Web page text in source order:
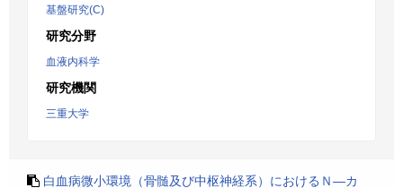
基盤研究(C)
研究分野
血液内科学
研究機関
三重大学
白血病微小環境（骨髄及び中枢神経系）におけるＮ―カ